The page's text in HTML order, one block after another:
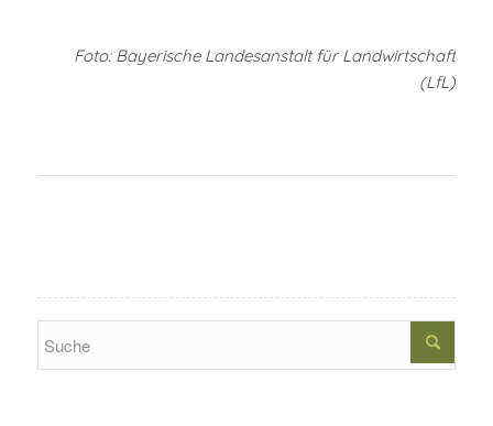
Foto: Bayerische Landesanstalt für Landwirtschaft
(LfL)